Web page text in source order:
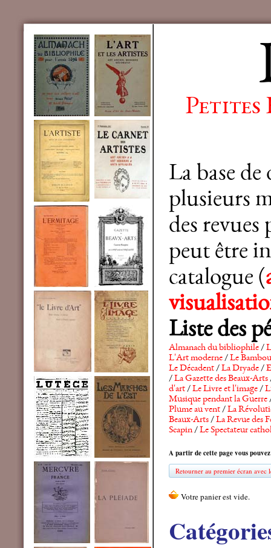
Petites
La base
plusieurs
des revues
peut être
catalogue (
Liste des
Almanach du bibliophile/
L'Art moderne/Le Bambou
Le Décadent/La Dryade/
/La Gazette des Beaux-Arts
d'art/Le Livre et l'image/
Musique pendant la Guerre
Plume au vent/La
Beaux-Arts/La Revue des
Scapin/Le Spectateur
A partir de cette page vous
Retourner au premier écran avec